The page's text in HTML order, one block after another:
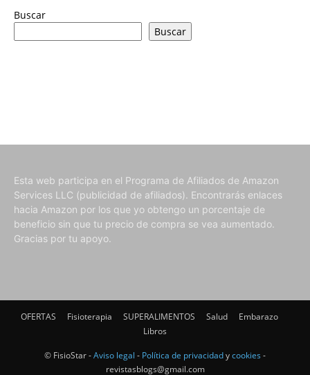
Buscar
Buscar
Esta web participa en el Programa de Afiliados de Amazon
Services LLC (publicidad de afiliados). Encontrarás enlaces
hacia Amazon por los que yo obtengo un porcentaje de
beneficio sin que tu precio de compra se vea aumentado.
Gracias por tu apoyo.
OFERTAS Fisioterapia SUPERALIMENTOS Salud
Embarazo
Libros
© FisioStar -Aviso legal - Política de privacidadycookies -
revistasblogs@gmail.com